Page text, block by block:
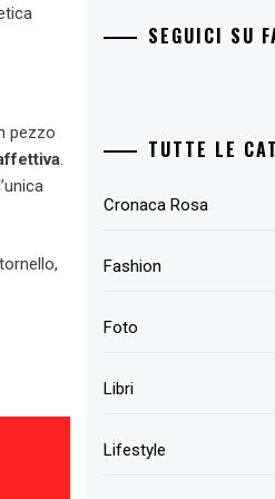
pezzo
SEGUICI SU
TUTTE LE
Cronaca Rosa
Fashion
Foto
Libri
Lifestyle